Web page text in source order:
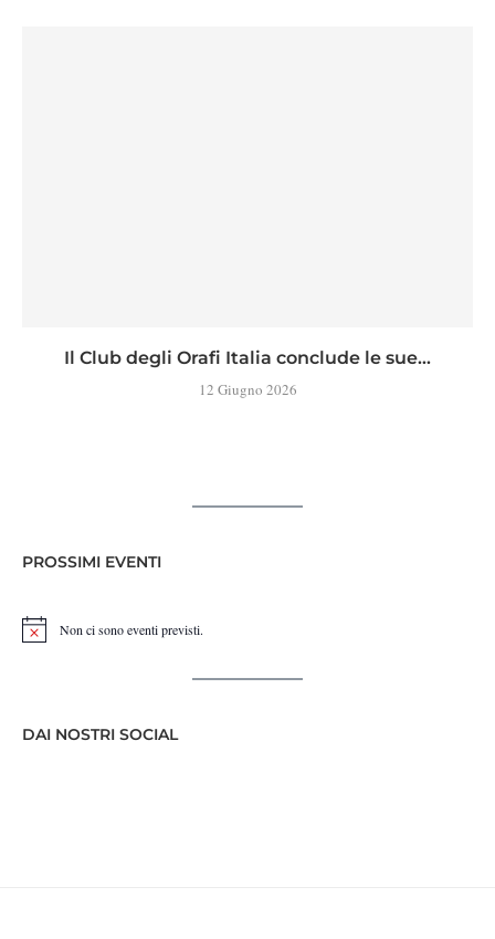
Il Club degli Orafi Italia conclude le sue...
12 Giugno 2026
PROSSIMI EVENTI
Notice Non ci sono eventi previsti.
DAI NOSTRI SOCIAL